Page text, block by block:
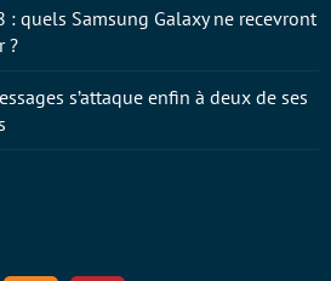
: quels Samsung Galaxy ne recevront
?
s’attaque enfin à deux de ses